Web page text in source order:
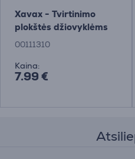
Xavax - Tvirtinimo
plokštės džiovyklėms
00111310
Kaina:
7.99 €